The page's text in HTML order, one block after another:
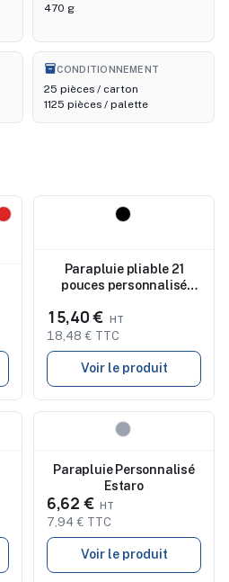
470 g
inventory_2
CONDITIONNEMENT
25 pièces / carton
1125 pièces / palette
Parapluie pliable 21
pouces personnalisé
15,40 €
18,48 € TTC
Voir le produit
Parapluie Personnalisé
Estaro
6,62 €
7,94 € TTC
Voir le produit